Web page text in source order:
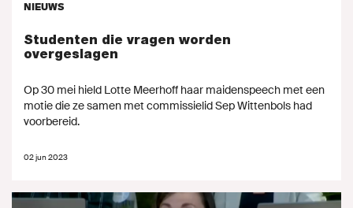
NIEUWS
Studenten die vragen worden
overgeslagen
Op 30 mei hield Lotte Meerhoff haar maidenspeech met een
motie die ze samen met commissielid Sep Wittenbols had
voorbereid.
02 jun 2023